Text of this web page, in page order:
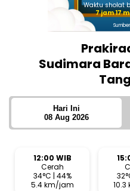
Waktu sholat
7 jam 17
Sudimara
Hari Ini
08 Aug 2026
12:00 WIB
Cerah
34°C | 44%
5.4 km/jam